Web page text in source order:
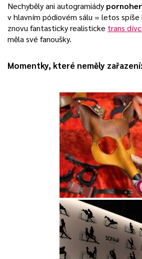
Nechyběly ani autogramiády
v hlavním pódiovém sálu = letos
znovu fantasticky realisticke trans
měla své fanoušky.
Momentky, které neměly zařazení: